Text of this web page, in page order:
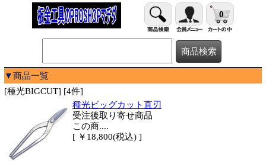
0
▼商品一覧
[種光BIGCUT] [4件]
種光ビッグカット直刃
受注後取り寄せ商品
この商....
[ ￥18,800(税込) ]